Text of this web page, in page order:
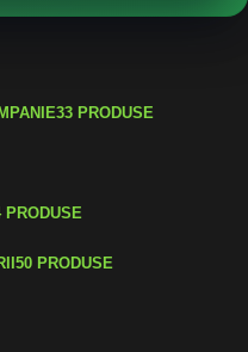
33 PRODUSE
PRODUSE
50 PRODUSE